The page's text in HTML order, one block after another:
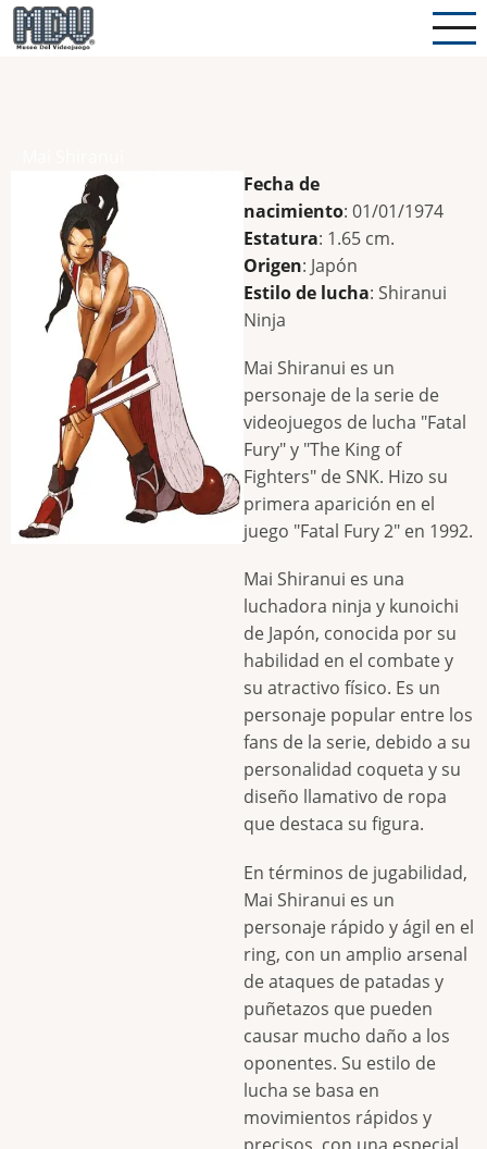
Pasar
al
Fecha de
nacimiento: 01/01/1974
Estatura: 1.65 cm.
Origen: Japón
Estilo de lucha: Shiranui
Ninja
Mai Shiranui es un
personaje de la serie de
videojuegos de lucha "Fatal
Fury" y "The King of
Fighters" de SNK. Hizo su
primera aparición en el
juego "Fatal Fury 2" en 1992.
Mai Shiranui es una
luchadora ninja y kunoichi
de Japón, conocida por su
habilidad en el combate y
su atractivo físico. Es un
personaje popular entre los
fans de la serie, debido a su
personalidad coqueta y su
diseño llamativo de ropa
que destaca su figura.
En términos de jugabilidad,
Mai Shiranui es un
personaje rápido y ágil en el
ring, con un amplio arsenal
de ataques de patadas y
puñetazos que pueden
causar mucho daño a los
oponentes. Su estilo de
lucha se basa en
movimientos rápidos y
precisos, con una especial